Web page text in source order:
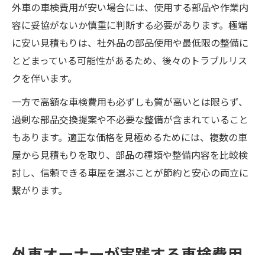
外車の車検費用が安い場合には、使用する部品や作業内
容に妥協がないか慎重に判断する必要があります。極端
に安い見積もりは、社外品の部品使用や最低限の整備に
とどまっている可能性があるため、後々のトラブルリス
クを伴います。
一方で高額な車検費用も必ずしも質が高いとは限らず、
過剰な部品交換提案や不必要な整備が含まれていること
もあります。適正な価格を見極めるためには、複数の車
屋から見積もりを取り、部品の種類や整備内容を比較検
討し、信頼できる車屋を選ぶことが節約と安心の両立に
繋がります。